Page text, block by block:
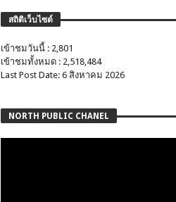
สถิติเว็บไซต์
เข้าชมวันนี้ : 2,801
เข้าชมทั้งหมด : 2,518,484
Last Post Date: 6 สิงหาคม 2026
NORTH PUBLIC CHANEL